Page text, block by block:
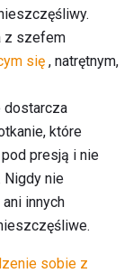
z szefem
się , natrętnym,
dostarcza
które
presją i nie
Nigdy nie
innych
sobie z